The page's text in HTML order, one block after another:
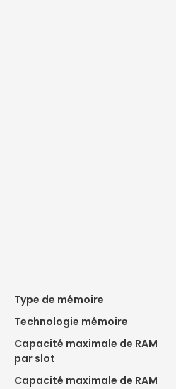
Type de mémoire
Technologie mémoire
Capacité maximale de RAM
par slot
Capacité maximale de RAM